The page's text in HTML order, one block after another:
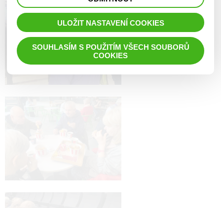
prohlížené zboží apod.
ULOŽIT NASTAVENÍ COOKIES
SOUHLASÍM S POUŽITÍM VŠECH SOUBORŮ
COOKIES